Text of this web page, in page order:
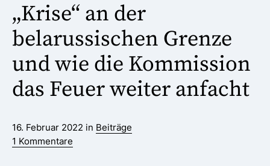
„Krise“ an der
belarussischen Grenze
und wie die Kommission
das Feuer weiter anfacht
16. Februar 2022 in Beiträge
1 Kommentare